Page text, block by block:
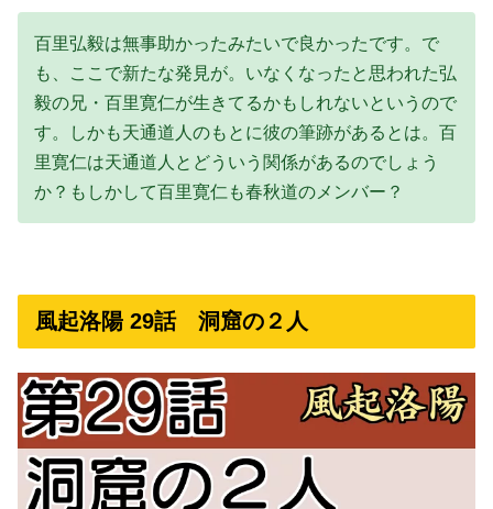
百里弘毅は無事助かったみたいで良かったです。で
も、ここで新たな発見が。いなくなったと思われた弘
毅の兄・百里寛仁が生きてるかもしれないというので
す。しかも天通道人のもとに彼の筆跡があるとは。百
里寛仁は天通道人とどういう関係があるのでしょう
か？もしかして百里寛仁も春秋道のメンバー？
風起洛陽 29話 洞窟の２人